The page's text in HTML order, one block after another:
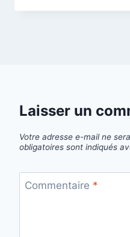
Laisser un
Votre adresse e-mail ne
obligatoires sont indiqués
Commentaire *